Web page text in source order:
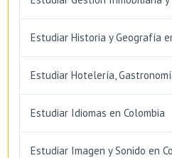
Estudiar Historia y Geografía
Estudiar Hotelería,
Estudiar Idiomas en Colombia
Estudiar Imagen y Sonido en